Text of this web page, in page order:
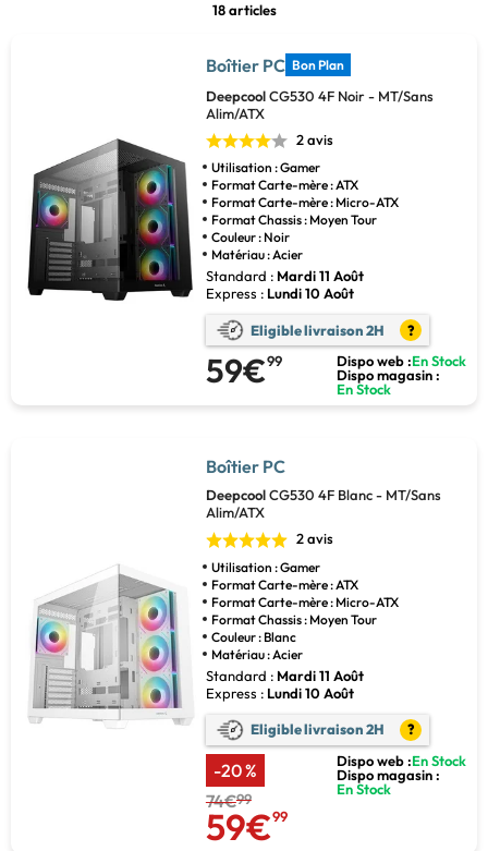
18 articles
Boîtier PC Bon Plan
DeepcoolCG530 4F Noir - MT/Sans
Alim/ATX
2 avis
Utilisation : Gamer
Format Carte-mère : ATX
Format Carte-mère : Micro-ATX
Format Chassis : Moyen Tour
Couleur : Noir
Matériau : Acier
Standard : Mardi 11 Août
Express : Lundi 10 Août
Eligible livraison 2H ?
59€99 Dispo web :En Stock
Dispo magasin :
En Stock
Boîtier PC
DeepcoolCG530 4F Blanc - MT/Sans
Alim/ATX
2 avis
Utilisation : Gamer
Format Carte-mère : ATX
Format Carte-mère : Micro-ATX
Format Chassis : Moyen Tour
Couleur : Blanc
Matériau : Acier
Standard : Mardi 11 Août
Express : Lundi 10 Août
Eligible livraison 2H ?
-20 %
74€99
59€99
Dispo web :En Stock
Dispo magasin :
En Stock